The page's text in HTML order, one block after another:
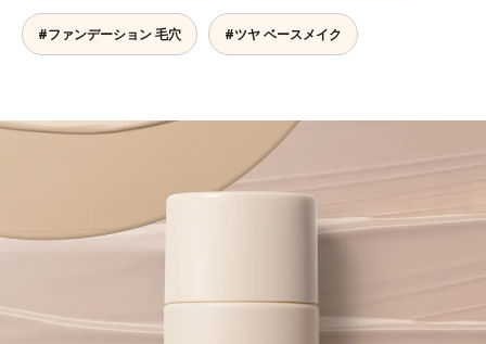
#ファンデーション 毛穴 #ツヤ ベースメイク